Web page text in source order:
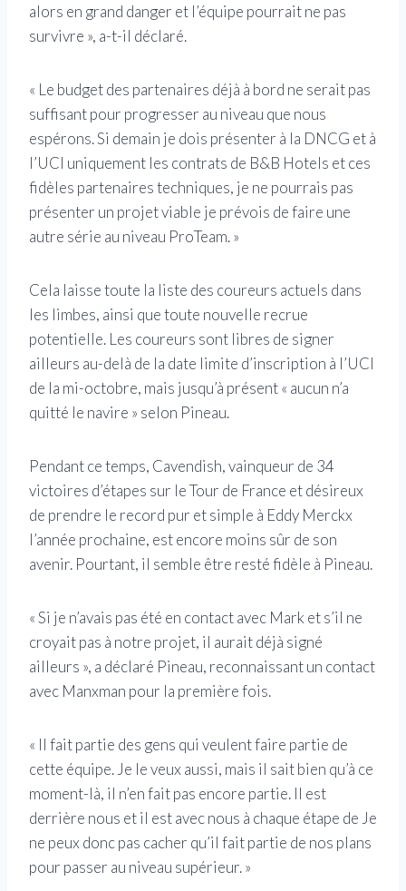
alors en grand danger et l’équipe pourrait ne pas
survivre », a-t-il déclaré.
« Le budget des partenaires déjà à bord ne serait pas
suffisant pour progresser au niveau que nous
espérons. Si demain je dois présenter à la DNCG et à
l’UCI uniquement les contrats de B&B Hotels et ces
fidèles partenaires techniques, je ne pourrais pas
présenter un projet viable je prévois de faire une
autre série au niveau ProTeam. »
Cela laisse toute la liste des coureurs actuels dans
les limbes, ainsi que toute nouvelle recrue
potentielle. Les coureurs sont libres de signer
ailleurs au-delà de la date limite d’inscription à l’UCI
de la mi-octobre, mais jusqu’à présent « aucun n’a
quitté le navire » selon Pineau.
Pendant ce temps, Cavendish, vainqueur de 34
victoires d’étapes sur le Tour de France et désireux
de prendre le record pur et simple à Eddy Merckx
l’année prochaine, est encore moins sûr de son
avenir. Pourtant, il semble être resté fidèle à Pineau.
« Si je n’avais pas été en contact avec Mark et s’il ne
croyait pas à notre projet, il aurait déjà signé
ailleurs », a déclaré Pineau, reconnaissant un contact
avec Manxman pour la première fois.
« Il fait partie des gens qui veulent faire partie de
cette équipe. Je le veux aussi, mais il sait bien qu’à ce
moment-là, il n’en fait pas encore partie. Il est
derrière nous et il est avec nous à chaque étape de Je
ne peux donc pas cacher qu’il fait partie de nos plans
pour passer au niveau supérieur. »